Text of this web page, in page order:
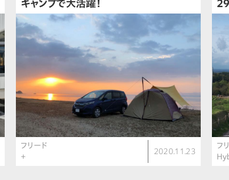
キャンプで大活躍！
フリード
＋
2020.11.23
フ